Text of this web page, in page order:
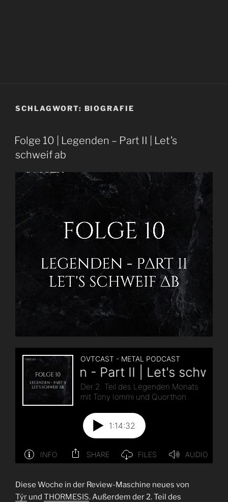
SCHLAGWORT: BIOGRAFIE
Folge 10 | Legenden – Part II | Let’s
schweif ab
Diese Woche in der Review-Maschine neues von
Týr und THORMESIS. Außerdem der 2. Teil des